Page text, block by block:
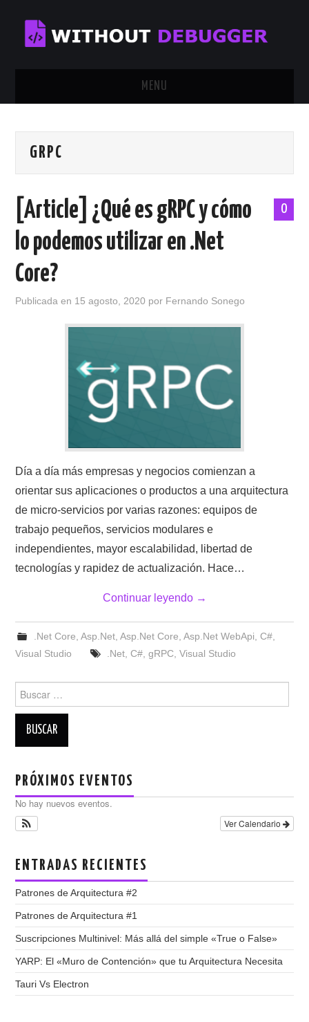
MENU
TUTORIALES
CONTÁCTAME
SOBRE MÍ
GRPC
0
[Article] ¿Qué es gRPC y cómo
lo podemos utilizar en .Net
Core?
Publicada en 15 agosto, 2020 por Fernando Sonego
Día a día más empresas y negocios comienzan a
orientar sus aplicaciones o productos a una arquitectura
de micro-servicios por varias razones: equipos de
trabajo pequeños, servicios modulares e
independientes, mayor escalabilidad, libertad de
tecnologías y rapidez de actualización. Hace…
Continuar leyendo →
.Net Core, Asp.Net, Asp.Net Core, Asp.Net WebApi, C#,
Visual Studio
.Net, C#, gRPC, Visual Studio
Buscar:
PRÓXIMOS EVENTOS
No hay nuevos eventos.
Ver Calendario
ENTRADAS RECIENTES
Patrones de Arquitectura #2
Patrones de Arquitectura #1
Suscripciones Multinivel: Más allá del simple «True o False»
YARP: El «Muro de Contención» que tu Arquitectura Necesita
Tauri Vs Electron